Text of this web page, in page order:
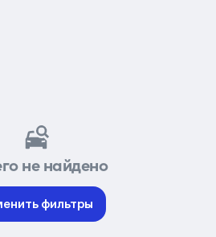
не найдено
фильтры